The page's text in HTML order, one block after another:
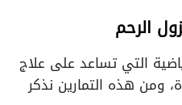
الرحم
التي تساعد على علاج
ومن هذه التمارين نذكر